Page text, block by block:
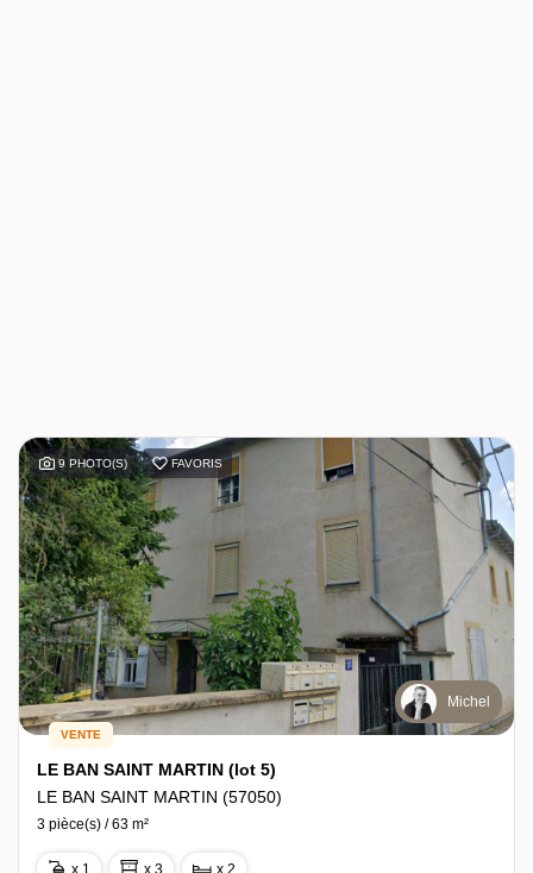
9 PHOTO(S) FAVORIS
Michel
VENTE
LE BAN SAINT MARTIN (lot 5)
LE BAN SAINT MARTIN (57050)
3 pièce(s) / 63 m²
x 1 x 3 x 2